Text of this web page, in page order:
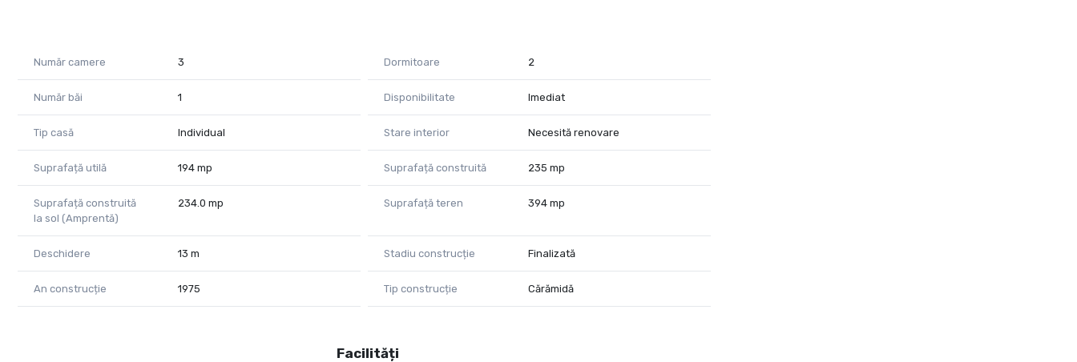
Cod Proprietate 2212303
Număr camere 3 Dormitoare 2
Număr băi 1 Disponibilitate Imediat
Tip casă Individual Stare interior Necesită renovare
Suprafață utilă 194 mp Suprafață construită 235 mp
Suprafață construită
la sol (Amprentă)
234.0 mp Suprafață teren 394 mp
Deschidere 13 m Stadiu construcție Finalizată
An construcție 1975 Tip construcție Cărămidă
Facilități